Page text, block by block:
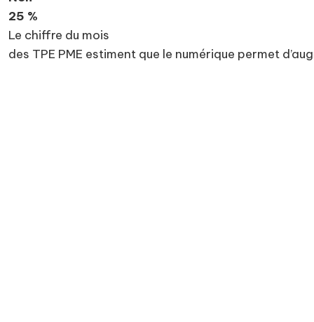
25 %
Le chiffre du mois
des TPE PME estiment que le numérique permet